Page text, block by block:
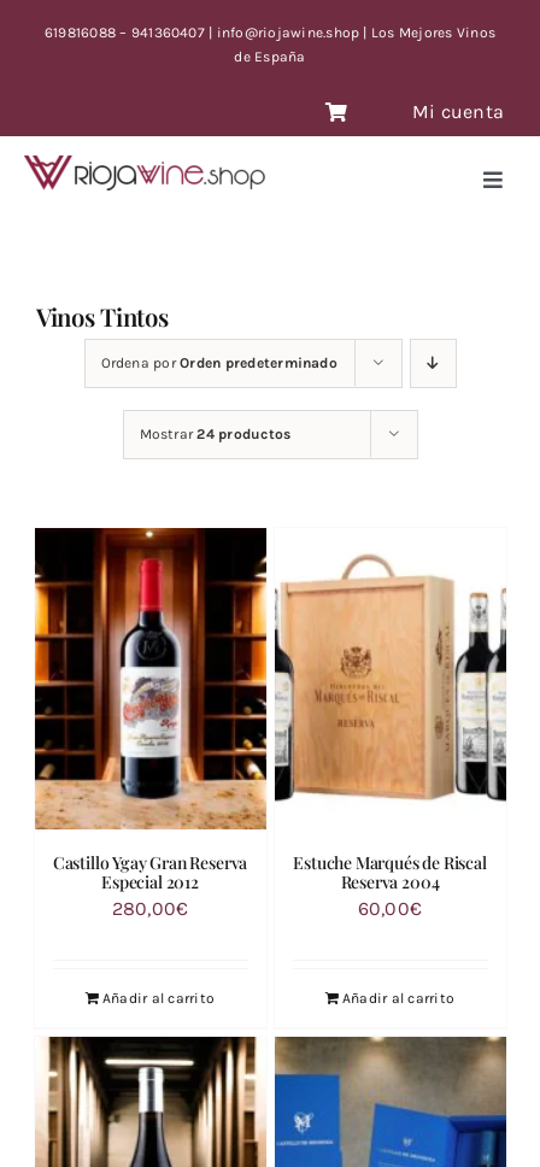
619816088 – 941360407 | info@riojawine.shop | Los Mejores Vinos
de España
Mi cuenta
VINOS OFERTA CON TIEMPO LIMITE
Vinos Tintos
Ordena porOrden predeterminado
Mostrar24 productos
Castillo Ygay Gran Reserva
Especial 2012
280,00€
Añadir al carrito
Estuche Marqués de Riscal
Reserva 2004
60,00€
Añadir al carrito